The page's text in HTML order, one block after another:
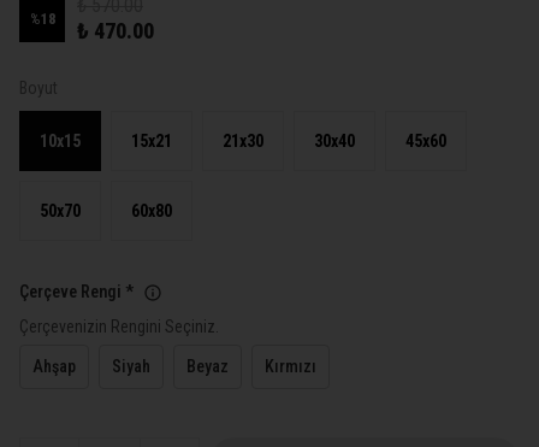
%18 ₺ 470.00
Boyut
10x15 15x21 21x30 30x40 45x60
50x70 60x80
Çerçeve Rengi *
Çerçevenizin Rengini Seçiniz.
Ahşap Siyah Beyaz Kırmızı